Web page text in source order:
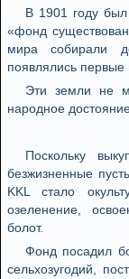
В 1901 году
«фонд
мира собирали
появлялись
Эти земли не
народное
Поскольку
безжизненные
KKL стало
озеленение,
болот.
Фонд посадил
сельхозугодий,